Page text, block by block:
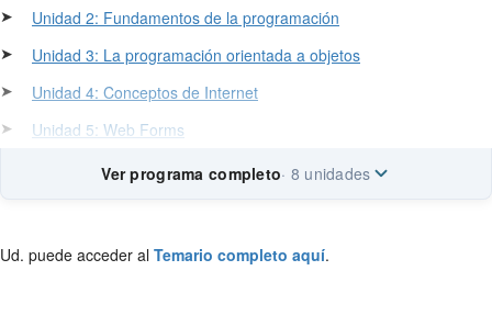
➤
Unidad 2: Fundamentos de la programación
➤
Unidad 3: La programación orientada a objetos
➤
Unidad 4: Conceptos de Internet
➤
Unidad 5: Web Forms
Ver programa completo· 8 unidades
Ud. puede acceder al Temario completo aquí.